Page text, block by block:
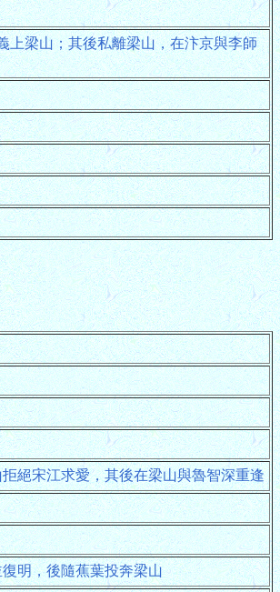
上梁山；其後私離梁山，在汴京與李師
絕宋江求愛，其後在梁山與魯智深重逢
明，後隨蕉葉投奔梁山